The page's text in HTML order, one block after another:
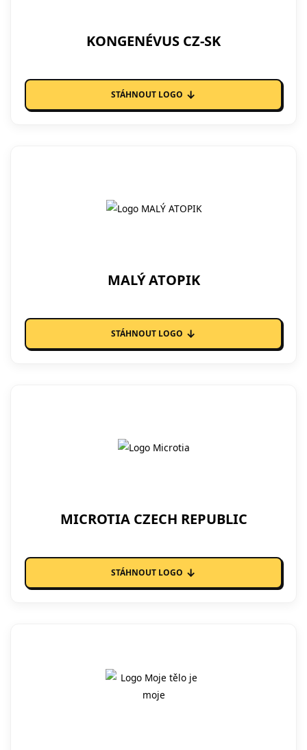
KONGENÉVUS CZ-SK
STÁHNOUT LOGO ↓
MALÝ ATOPIK
STÁHNOUT LOGO ↓
MICROTIA CZECH REPUBLIC
STÁHNOUT LOGO ↓